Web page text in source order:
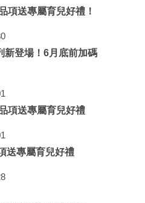
項送專屬育兒好禮！
新登場！6月底前加碼
項送專屬育兒好禮
送專屬育兒好禮